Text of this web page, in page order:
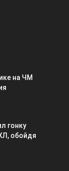
на ЧМ
гонку
обойдя